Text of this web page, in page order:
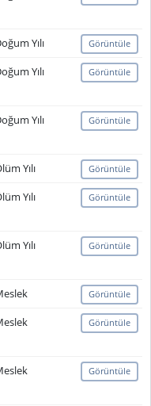
Yılı Görüntüle
Yılı Görüntüle
Yılı Görüntüle
Yılı Görüntüle
Yılı Görüntüle
Yılı Görüntüle
Görüntüle
Görüntüle
Görüntüle